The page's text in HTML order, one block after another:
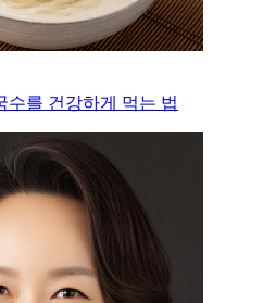
수를 건강하게 먹는 법